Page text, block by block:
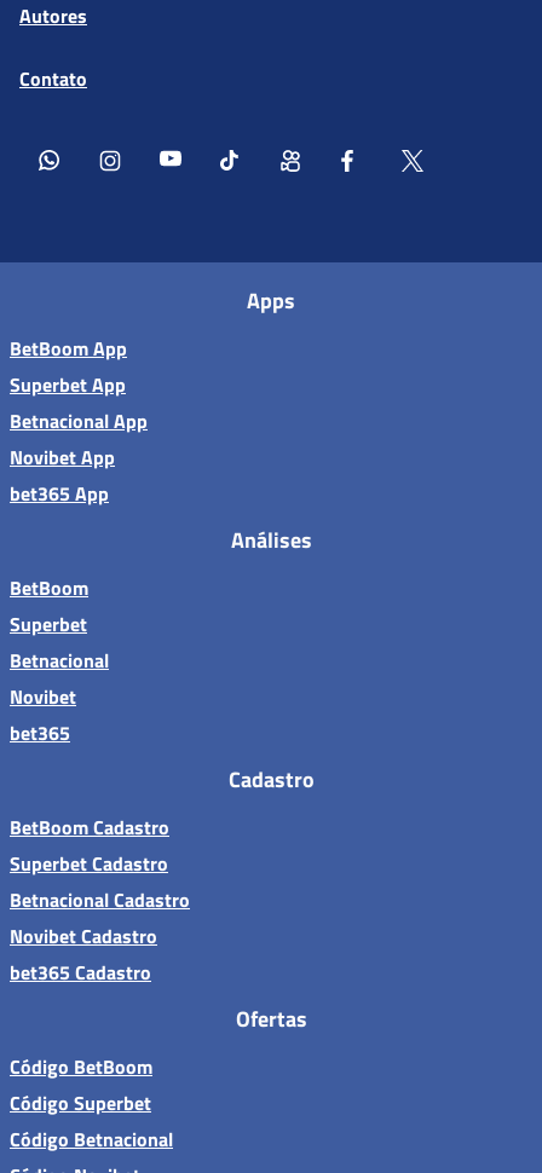
Autores
Contato
Apps
BetBoom App
Superbet App
Betnacional App
Novibet App
bet365 App
Análises
BetBoom
Superbet
Betnacional
Novibet
bet365
Cadastro
BetBoom Cadastro
Superbet Cadastro
Betnacional Cadastro
Novibet Cadastro
bet365 Cadastro
Ofertas
Código BetBoom
Código Superbet
Código Betnacional